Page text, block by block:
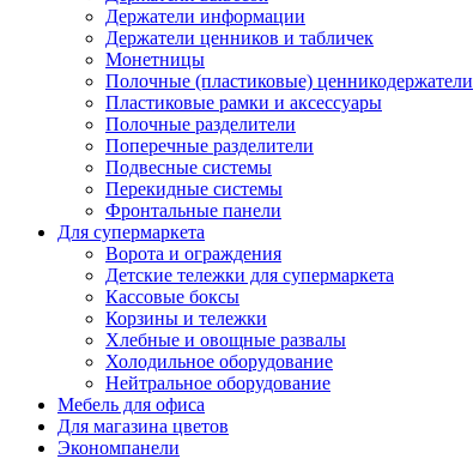
Держатели информации
Держатели ценников и табличек
Монетницы
Полочные (пластиковые) ценникодержатели
Пластиковые рамки и аксессуары
Полочные разделители
Поперечные разделители
Подвесные системы
Перекидные системы
Фронтальные панели
Для супермаркета
Ворота и ограждения
Детские тележки для супермаркета
Кассовые боксы
Корзины и тележки
Хлебные и овощные развалы
Холодильное оборудование
Нейтральное оборудование
Мебель для офиса
Для магазина цветов
Экономпанели